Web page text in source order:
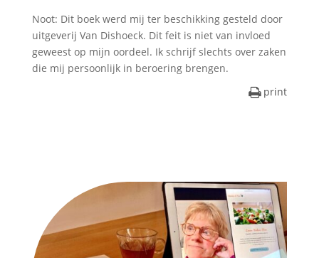
Noot: Dit boek werd mij ter beschikking gesteld door
uitgeverij Van Dishoeck. Dit feit is niet van invloed
geweest op mijn oordeel. Ik schrijf slechts over zaken
die mij persoonlijk in beroering brengen.
print